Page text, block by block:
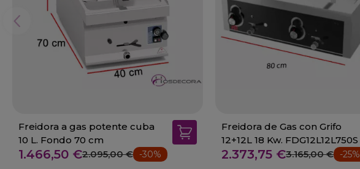
Freidora a gas potente cuba
10 L. Fondo 70 cm
1.466,50 €2.095,00 € -30%
Freidora de Gas con Grifo
12+12L 18 Kw. FDG12L12L750S
2.373,75 €3.165,00 € -25%